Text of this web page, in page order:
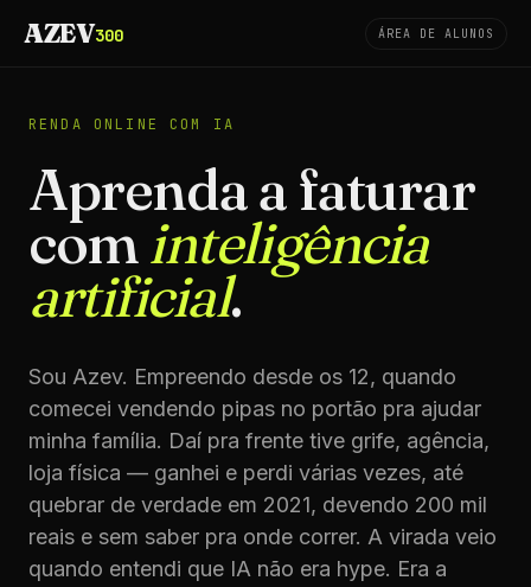
AZEV300 ÁREA DE ALUNOS
RENDA ONLINE COM IA
Aprenda a faturar
cominteligência
artificial.
Sou Azev. Empreendo desde os 12, quando
comecei vendendo pipas no portão pra ajudar
minha família. Daí pra frente tive grife, agência,
loja física — ganhei e perdi várias vezes, até
quebrar de verdade em 2021, devendo 200 mil
reais e sem saber pra onde correr. A virada veio
quando entendi que IA não era hype. Era a